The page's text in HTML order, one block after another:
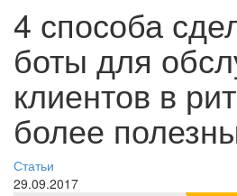
4 способа
боты для
клиентов в
более
Статьи
29.09.2017